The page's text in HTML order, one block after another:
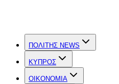
ΠΟΛΙΤΗΣ NEWS
ΚΥΠΡΟΣ
OIKONOMIA